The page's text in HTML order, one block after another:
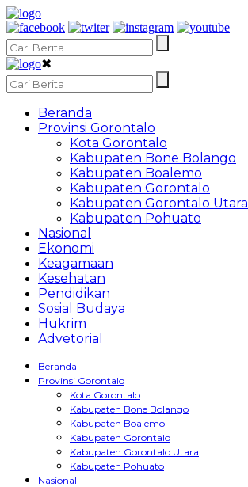
✖
Beranda
Provinsi Gorontalo
Kota Gorontalo
Kabupaten Bone Bolango
Kabupaten Boalemo
Kabupaten Gorontalo
Kabupaten Gorontalo Utara
Kabupaten Pohuato
Nasional
Ekonomi
Keagamaan
Kesehatan
Pendidikan
Sosial Budaya
Hukrim
Advetorial
Beranda
Provinsi Gorontalo
Kota Gorontalo
Kabupaten Bone Bolango
Kabupaten Boalemo
Kabupaten Gorontalo
Kabupaten Gorontalo Utara
Kabupaten Pohuato
Nasional